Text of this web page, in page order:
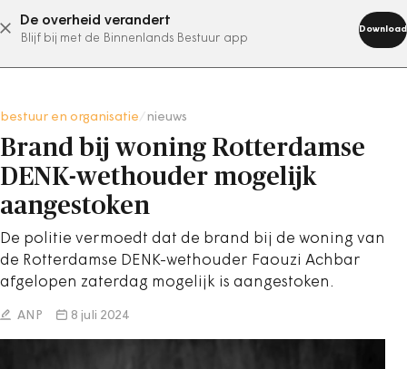
De overheid verandert
Blijf bij met de Binnenlands Bestuur app
Download
abonneer nu
bestuur en organisatie nieuws
Brand bij woning Rotterdamse
DENK-wethouder mogelijk
aangestoken
De politie vermoedt dat de brand bij de woning van
de Rotterdamse DENK-wethouder Faouzi Achbar
afgelopen zaterdag mogelijk is aangestoken.
ANP 8 juli 2024